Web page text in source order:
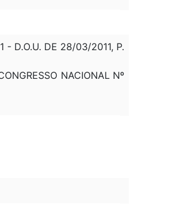
- D.O.U. DE 28/03/2011, P.
NACIONAL Nº